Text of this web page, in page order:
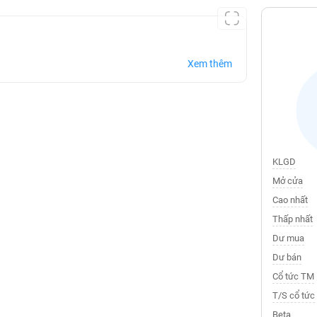
Xem thêm
KLGD
Mở cửa
Cao nhất
Thấp nhất
Dư mua
Dư bán
Cổ tức TM
T/S cổ tức
Beta